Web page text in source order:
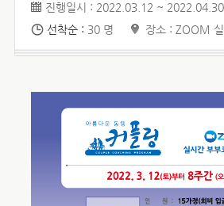
진행일시 : 2022.03.12 ~ 2022.04.30
선착순 : 30 명 장소 : ZOOM